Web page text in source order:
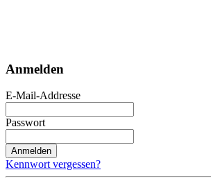
Anmelden
E-Mail-Addresse
Passwort
Anmelden
Kennwort vergessen?